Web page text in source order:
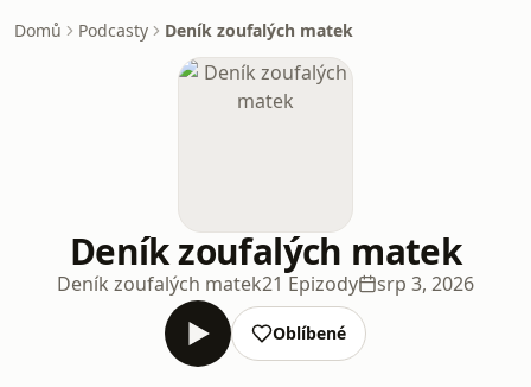
Domů Podcasty Deník zoufalých matek
Deník zoufalých matek
Deník zoufalých matek21 Epizody srp 3, 2026
Oblíbené